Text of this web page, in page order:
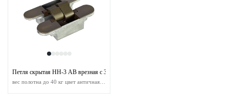
Петля скрытая HH-3 AB врезная с 3D-регулировкой